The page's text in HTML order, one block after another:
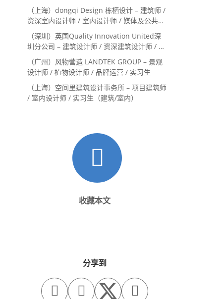
（上海）dongqi Design 栋栖设计 – 建筑师 /
资深室内设计师 / 室内设计师 / 媒体及公共关
系主管 / 设计实习生（常年招聘）
（深圳）英国Quality Innovation United深
圳分公司 – 建筑设计师 / 资深建筑设计师 / 室
内设计师 / 设计实习生
（广州）风物营造 LANDTEK GROUP – 景观
设计师 / 植物设计师 / 品牌运营 / 实习生
（上海）空间里建筑设计事务所 – 项目建筑师
/ 室内设计师 / 实习生（建筑/室内）
收藏本文
分享到
  